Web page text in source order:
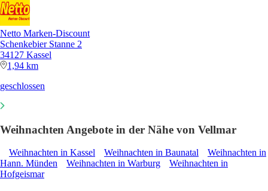
Netto Marken-Discount
Schenkebier Stanne 2
34127 Kassel
1,94 km
geschlossen
Weihnachten Angebote in der Nähe von Vellmar
Weihnachten in Kassel Weihnachten in Baunatal
Weihnachten in
Hann. Münden
Weihnachten in Warburg
Weihnachten in
Hofgeismar